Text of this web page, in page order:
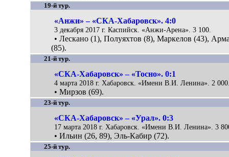
19-й тур.
«Анжи» – «СКА-Хабаровск». 4:0
3 декабря 2017 г. Каспийск. «Анжи-Арена». 3 100.
• Лескано (1), Полуяхтов (8), Маркелов (43),
(85).
21-й тур.
«СКА-Хабаровск» – «Тосно». 0:1
4 марта 2018 г. Хабаровск. «Имени В.И. Ленина». 2
• Мирзов (69).
23-й тур.
«СКА-Хабаровск» – «Урал». 0:3
17 марта 2018 г. Хабаровск. «Имени В.И. Ленина». 3
• Ильин (26, 89), Эль-Кабир (72).
25-й тур.